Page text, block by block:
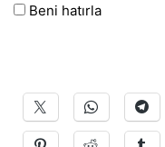
Beni hatırla